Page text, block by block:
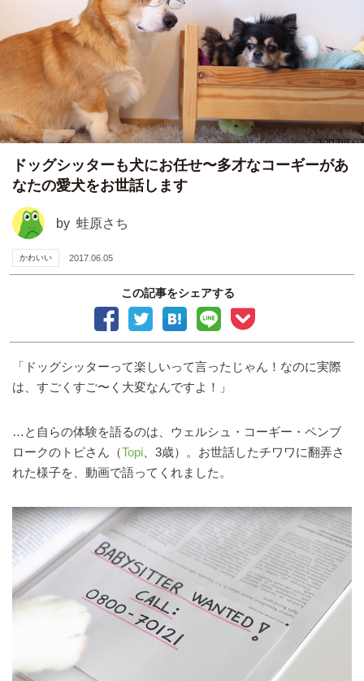
ドッグシッターも犬にお任せ〜多才なコーギーがあ
なたの愛犬をお世話します
by 蛙原さち
かわいい 2017.06.05
この記事をシェアする
「ドッグシッターって楽しいって言ったじゃん！なのに実際
は、すごくすご〜く大変なんですよ！」
…と自らの体験を語るのは、ウェルシュ・コーギー・ペンブ
ロークのトピさん（Topi 、3歳）。お世話したチワワに翻弄さ
れた様子を、動画で語ってくれました。